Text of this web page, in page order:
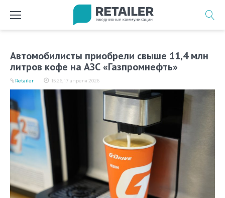
Автомобилисты приобрели свыше 11,4 млн
литров кофе на АЗС «Газпромнефть»
15:26, 17 апреля 2026
Retailer